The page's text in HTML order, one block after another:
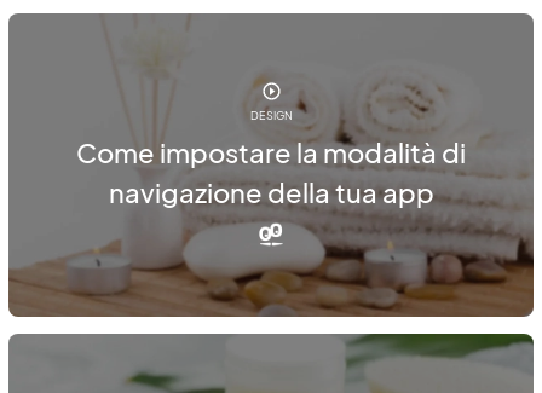
DESIGN
Come impostare la modalità di
navigazione della tua app